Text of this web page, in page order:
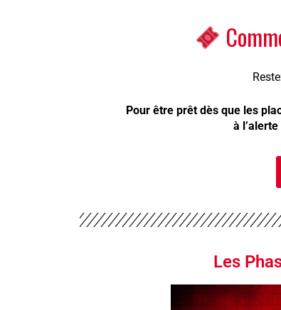
Pour être prêt dès que les
à
Les